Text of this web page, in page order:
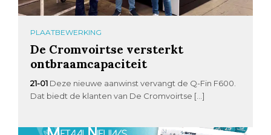
PLAATBEWERKING
De Cromvoirtse versterkt
ontbraamcapaciteit
21-01 Deze nieuwe aanwinst vervangt de Q-Fin F600.
Dat biedt de klanten van De Cromvoirtse […]